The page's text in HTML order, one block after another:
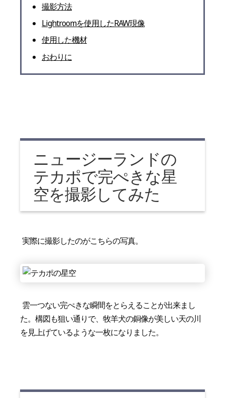
撮影方法
Lightroomを使用したRAW現像
使用した機材
おわりに
ニュージーランドの
テカポで完ぺきな星
空を撮影してみた
実際に撮影したのがこちらの写真。
雲一つない完ぺきな瞬間をとらえることが出来まし
た。構図も狙い通りで、牧羊犬の銅像が美しい天の川
を見上げているような一枚になりました。